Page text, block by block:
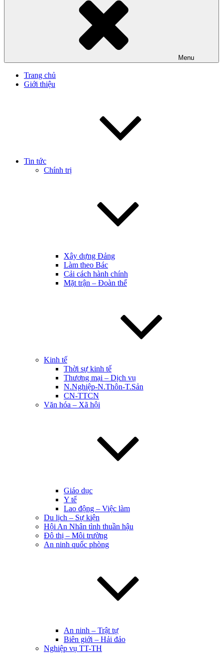
Menu
Trang chủ
Giới thiệu
Tin tức
Chính trị
Xây dựng Đảng
Làm theo Bác
Cải cách hành chính
Mặt trận – Đoàn thể
Kinh tế
Thời sự kinh tế
Thương mại – Dịch vụ
N.Nghiệp-N.Thôn-T.Sản
CN-TTCN
Văn hóa – Xã hội
Giáo dục
Y tế
Lao động – Việc làm
Du lịch – Sự kiện
Hội An Nhân tình thuần hậu
Đô thị – Môi trường
An ninh quốc phòng
An ninh – Trật tự
Biên giới – Hải đảo
Nghiệp vụ TT-TH